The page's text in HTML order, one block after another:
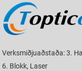
Verksmiðjuaðstaða: 3.
6. Blokk, Laser